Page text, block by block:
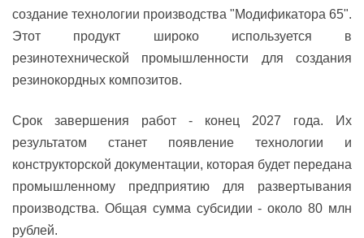
создание технологии производства "Модификатора 65".
Этот продукт широко используется в
резинотехнической промышленности для создания
резинокордных композитов.
Срок завершения работ - конец 2027 года. Их
результатом станет появление технологии и
конструкторской документации, которая будет передана
промышленному предприятию для развертывания
производства. Общая сумма субсидии - около 80 млн
рублей.